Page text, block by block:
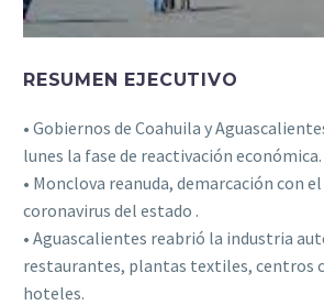
RESUMEN EJECUTIVO
• Gobiernos de Coahuila y
lunes la fase de reactivación económica.
• Monclova reanuda, demarcación con
coronavirus del estado .
• Aguascalientes reabrió la industria
restaurantes, plantas textiles, centros
hoteles.